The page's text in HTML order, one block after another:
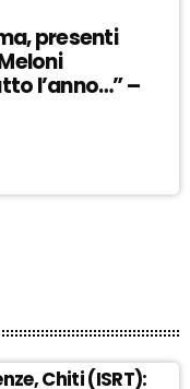
presenti
l’anno…” –
Chiti (ISRT):